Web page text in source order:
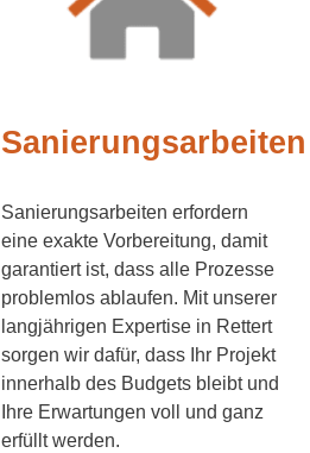
Sanierungsarbeiten
Sanierungsarbeiten erfordern
eine exakte Vorbereitung, damit
garantiert ist, dass alle Prozesse
problemlos ablaufen. Mit unserer
langjährigen Expertise in Rettert
sorgen wir dafür, dass Ihr Projekt
innerhalb des Budgets bleibt und
Ihre Erwartungen voll und ganz
erfüllt werden.